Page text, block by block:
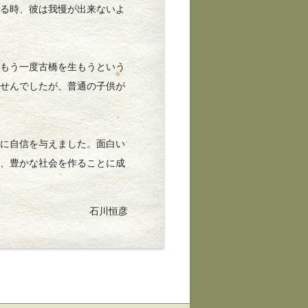
時、彼は我慢が出来ないよ
う一度古橋を生もうという
んでしたが、普通の子供が
自信を与えました。面白い
豊かな社会を作ることに成
石川恒彦